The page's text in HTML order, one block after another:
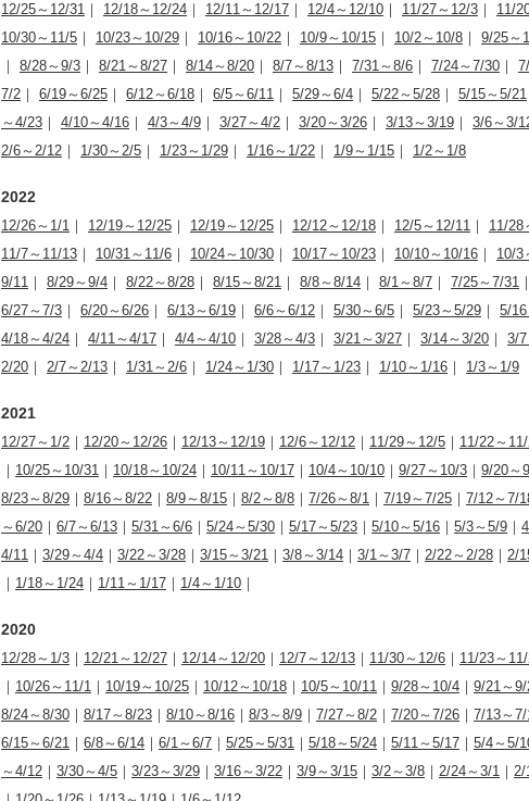
12/25～12/31 ｜ 12/18～12/24 ｜ 12/11～12/17 ｜ 12/4～12/10 ｜ 11/27～12/3 ｜ 11/
10/30～11/5 ｜ 10/23～10/29 ｜ 10/16～10/22 ｜ 10/9～10/15 ｜ 10/2～10/8 ｜ 9/25～
｜ 8/28～9/3 ｜ 8/21～8/27 ｜ 8/14～8/20 ｜ 8/7～8/13 ｜ 7/31～8/6 ｜ 7/24～7/30 ｜
7/2 ｜ 6/19～6/25 ｜ 6/12～6/18 ｜ 6/5～6/11 ｜ 5/29～6/4 ｜ 5/22～5/28 ｜ 5/15～5/21
～4/23 ｜ 4/10～4/16 ｜ 4/3～4/9 ｜ 3/27～4/2 ｜ 3/20～3/26 ｜ 3/13～3/19 ｜ 3/6～3/
2/6～2/12 ｜ 1/30～2/5 ｜ 1/23～1/29 ｜ 1/16～1/22 ｜ 1/9～1/15 ｜ 1/2～1/8
2022
12/26～1/1 ｜ 12/19～12/25 ｜ 12/19～12/25 ｜ 12/12～12/18 ｜ 12/5～12/11 ｜ 11/28
11/7～11/13 ｜ 10/31～11/6 ｜ 10/24～10/30 ｜ 10/17～10/23 ｜ 10/10～10/16 ｜ 10/3
9/11 ｜ 8/29～9/4 ｜ 8/22～8/28 ｜ 8/15～8/21 ｜ 8/8～8/14 ｜ 8/1～8/7 ｜ 7/25～7/31 ｜
6/27～7/3 ｜ 6/20～6/26 ｜ 6/13～6/19 ｜ 6/6～6/12 ｜ 5/30～6/5 ｜ 5/23～5/29 ｜ 5/
4/18～4/24 ｜ 4/11～4/17 ｜ 4/4～4/10 ｜ 3/28～4/3 ｜ 3/21～3/27 ｜ 3/14～3/20 ｜ 3/
2/20 ｜ 2/7～2/13 ｜ 1/31～2/6 ｜ 1/24～1/30 ｜ 1/17～1/23 ｜ 1/10～1/16 ｜ 1/3～1/9
2021
12/27～1/2 ｜ 12/20～12/26 ｜ 12/13～12/19 ｜ 12/6～12/12 ｜ 11/29～12/5 ｜ 11/22～
｜ 10/25～10/31 ｜ 10/18～10/24 ｜ 10/11～10/17 ｜ 10/4～10/10 ｜ 9/27～10/3 ｜ 9/20～
8/23～8/29 ｜ 8/16～8/22 ｜ 8/9～8/15 ｜ 8/2～8/8 ｜ 7/26～8/1 ｜ 7/19～7/25 ｜ 7/12～7/
～6/20 ｜ 6/7～6/13 ｜ 5/31～6/6 ｜ 5/24～5/30 ｜ 5/17～5/23 ｜ 5/10～5/16 ｜ 5/3～5/9 ｜
4/11 ｜ 3/29～4/4 ｜ 3/22～3/28 ｜ 3/15～3/21 ｜ 3/8～3/14 ｜ 3/1～3/7 ｜ 2/22～2/28 ｜ 2/
｜ 1/18～1/24 ｜ 1/11～1/17 ｜ 1/4～1/10 ｜
2020
12/28～1/3 ｜ 12/21～12/27 ｜ 12/14～12/20 ｜ 12/7～12/13 ｜ 11/30～12/6 ｜ 11/23～
｜ 10/26～11/1 ｜ 10/19～10/25 ｜ 10/12～10/18 ｜ 10/5～10/11 ｜ 9/28～10/4 ｜ 9/21～
8/24～8/30 ｜ 8/17～8/23 ｜ 8/10～8/16 ｜ 8/3～8/9 ｜ 7/27～8/2 ｜ 7/20～7/26 ｜ 7/13～
6/15～6/21 ｜ 6/8～6/14 ｜ 6/1～6/7 ｜ 5/25～5/31 ｜ 5/18～5/24 ｜ 5/11～5/17 ｜ 5/4～5/
～4/12 ｜ 3/30～4/5 ｜ 3/23～3/29 ｜ 3/16～3/22 ｜ 3/9～3/15 ｜ 3/2～3/8 ｜ 2/24～3/1 ｜ 2/